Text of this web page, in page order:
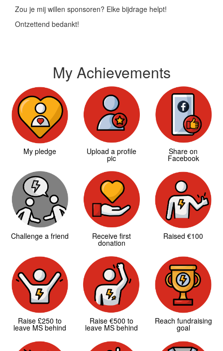
Zou je mij willen sponsoren? Elke bijdrage helpt!
Ontzettend bedankt!
My Achievements
My pledge Upload a profile
pic
Share on
Facebook
Challenge a friend Receive first
donation
Raised €100
Raise £250 to
leave MS behind
Raise €500 to
leave MS behind
Reach fundraising
goal